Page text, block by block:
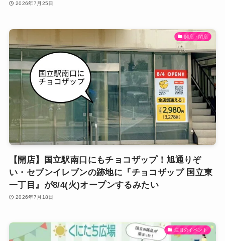
2026年7月25日
開店・閉店
【開店】国立駅南口にもチョコザップ！旭通りぞ
い・セブンイレブンの跡地に『チョコザップ 国立東
一丁目』が8/4(火)オープンするみたい
2026年7月18日
注目のイベント